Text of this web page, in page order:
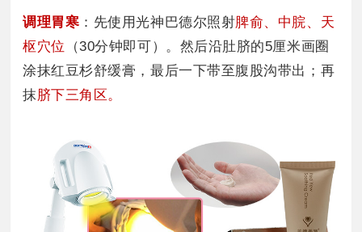
调理胃寒 ：先使用光神巴德尔照射脾俞、中脘、天
枢穴位 （30分钟即可）。然后沿肚脐的5厘米画圈
涂抹红豆杉舒缓膏，最后一下带至腹股沟带出；再
抹脐下三角区。